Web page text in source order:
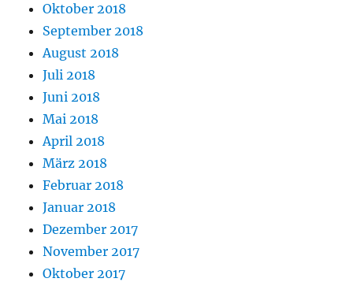
Oktober 2018
September 2018
August 2018
Juli 2018
Juni 2018
Mai 2018
April 2018
März 2018
Februar 2018
Januar 2018
Dezember 2017
November 2017
Oktober 2017